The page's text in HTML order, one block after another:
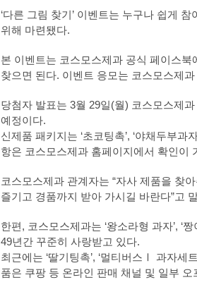
‘다른 그림 찾기’ 이벤트는 누구나 쉽게
위해 마련됐다.
본 이벤트는 코스모스제과 공식 페이스북
찾으면 된다. 이벤트 응모는 코스모스제
당첨자 발표는 3월 29일(월) 코스모스제
예정이다.
신제품 패키지는 ‘초코팅촉’, ‘야채두부과
항은 코스모스제과 홈페이지에서 확인이
코스모스제과 관계자는 “자사 제품을 찾
즐기고 경품까지 받아 가시길 바란다”고
한편, 코스모스제과는 ‘왕소라형 과자’, ‘
49년간 꾸준히 사랑받고 있다.
최근에는 ‘딸기팅촉’, ‘멀티버스Ⅰ 과자세
품은 쿠팡 등 온라인 판매 채널 및 일부